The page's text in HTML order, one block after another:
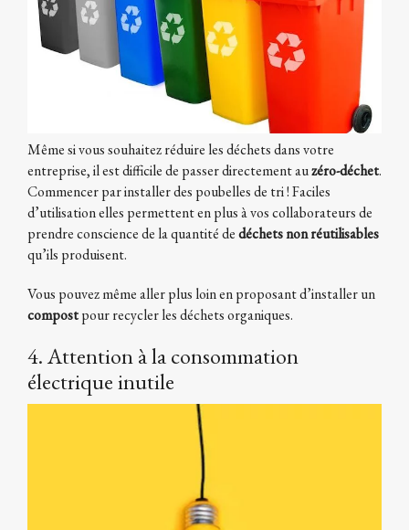
Même si vous souhaitez réduire les déchets dans votre
entreprise, il est difficile de passer directement auzéro-déchet.
Commencer par installer des poubelles de tri ! Faciles
d’utilisation elles permettent en plus à vos collaborateurs de
prendre conscience de la quantité dedéchets non réutilisables
qu’ils produisent.
Vous pouvez même aller plus loin en proposant d’installer un
compostpour recycler les déchets organiques.
4. Attention à la consommation
électrique inutile